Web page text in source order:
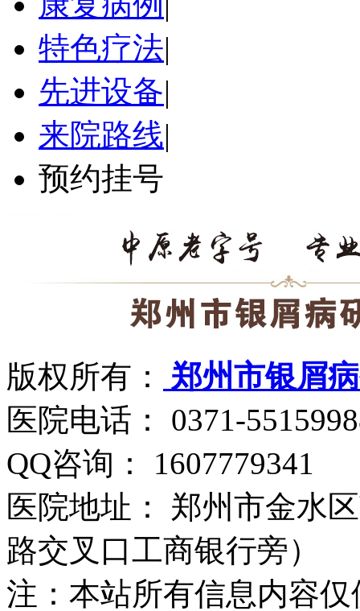
特色疗法|
先进设备|
来院路线|
预约挂号
版权所有：
郑州市银屑
医院电话： 0371-
QQ咨询： 1607779341
医院地址： 郑州市金水
路交叉口工商银行旁）
注：本站所有信息内容